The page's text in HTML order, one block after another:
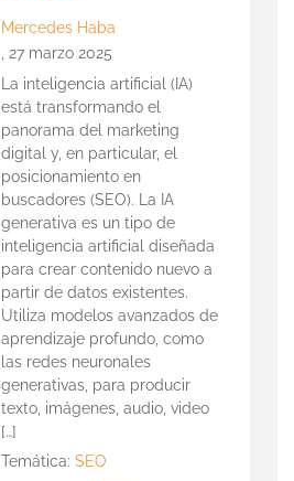
Mercedes Haba
27 marzo 2025
La inteligencia artificial (IA)
está transformando el
panorama del marketing
digital y, en particular, el
posicionamiento en
buscadores (SEO). La IA
generativa es un tipo de
inteligencia artificial diseñada
para crear contenido nuevo a
partir de datos existentes.
Utiliza modelos avanzados de
aprendizaje profundo, como
las redes neuronales
generativas, para producir
texto, imágenes, audio, video
[…]
Temática:SEO